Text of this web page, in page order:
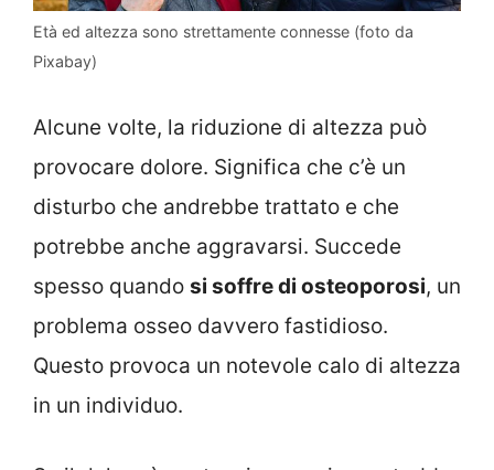
Età ed altezza sono strettamente connesse (foto da
Pixabay)
Alcune volte, la riduzione di altezza può
provocare dolore. Significa che c’è un
disturbo che andrebbe trattato e che
potrebbe anche aggravarsi. Succede
spesso quando si soffre di osteoporosi, un
problema osseo davvero fastidioso.
Questo provoca un notevole calo di altezza
in un individuo.